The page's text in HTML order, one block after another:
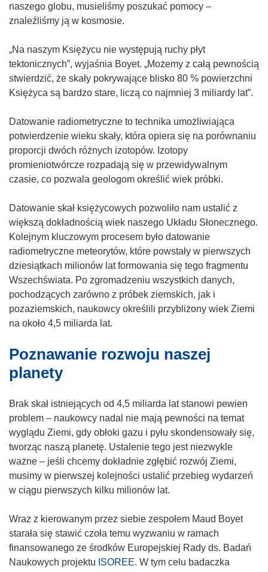
naszego globu, musieliśmy poszukać pomocy –
znaleźliśmy ją w kosmosie.
„Na naszym Księżycu nie występują ruchy płyt
tektonicznych”, wyjaśnia Boyet. „Możemy z całą pewnością
stwierdzić, że skały pokrywające blisko 80 % powierzchni
Księżyca są bardzo stare, liczą co najmniej 3 miliardy lat”.
Datowanie radiometryczne to technika umożliwiająca
potwierdzenie wieku skały, która opiera się na porównaniu
proporcji dwóch różnych izotopów. Izotopy
promieniotwórcze rozpadają się w przewidywalnym
czasie, co pozwala geologom określić wiek próbki.
Datowanie skał księżycowych pozwoliło nam ustalić z
większą dokładnością wiek naszego Układu Słonecznego.
Kolejnym kluczowym procesem było datowanie
radiometryczne meteorytów, które powstały w pierwszych
dziesiątkach milionów lat formowania się tego fragmentu
Wszechświata. Po zgromadzeniu wszystkich danych,
pochodzących zarówno z próbek ziemskich, jak i
pozaziemskich, naukowcy określili przybliżony wiek Ziemi
na około 4,5 miliarda lat.
Poznawanie rozwoju naszej
planety
Brak skał istniejących od 4,5 miliarda lat stanowi pewien
problem – naukowcy nadal nie mają pewności na temat
wyglądu Ziemi, gdy obłoki gazu i pyłu skondensowały się,
tworząc naszą planetę. Ustalenie tego jest niezwykle
ważne – jeśli chcemy dokładnie zgłębić rozwój Ziemi,
musimy w pierwszej kolejności ustalić przebieg wydarzeń
w ciągu pierwszych kilku milionów lat.
Wraz z kierowanym przez siebie zespołem Maud Boyet
starała się stawić czoła temu wyzwaniu w ramach
finansowanego ze środków Europejskiej Rady ds. Badań
Naukowych projektu ISOREE. W tym celu badaczka